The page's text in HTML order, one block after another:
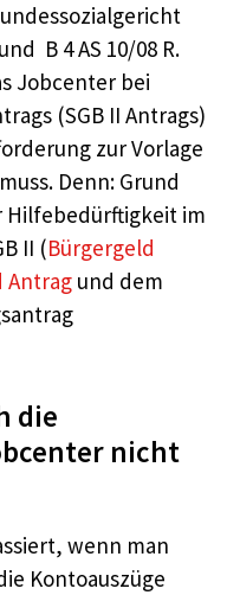
B 4 AS 10/08 R.
Jobcenter bei
(SGB II Antrags)
zur Vorlage
Denn: Grund
Hilfebedürftigkeit im
II (Bürgergeld
Antrag und dem
die
nicht
wenn man
Kontoauszüge